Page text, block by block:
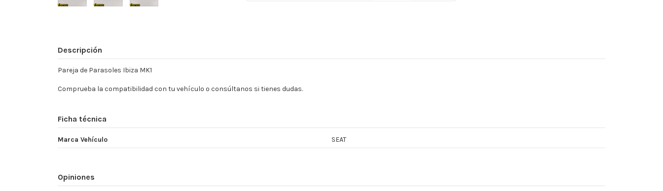
Descripción
Pareja de Parasoles Ibiza MK1
Comprueba la compatibilidad con tu vehículo o consúltanos si tienes dudas.
Ficha técnica
Marca Vehículo SEAT
Opiniones